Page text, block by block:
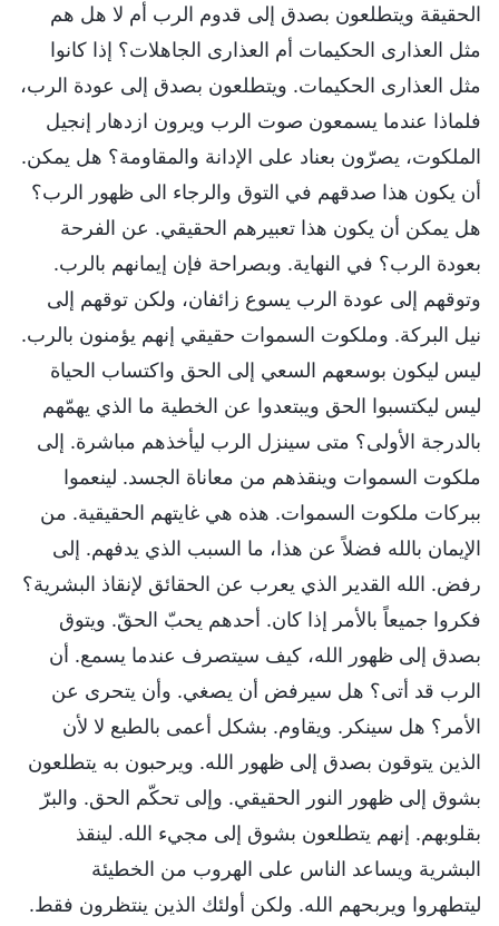
الحقيقة ويتطلعون بصدق إلى قدوم الرب أم لا هل هم
مثل العذارى الحكيمات أم العذارى الجاهلات؟ إذا كانوا
مثل العذارى الحكيمات. ويتطلعون بصدق إلى عودة الرب،
فلماذا عندما يسمعون صوت الرب ويرون ازدهار إنجيل
الملكوت، يصرّون بعناد على الإدانة والمقاومة؟ هل يمكن.
أن يكون هذا صدقهم في التوق والرجاء الى ظهور الرب؟
هل يمكن أن يكون هذا تعبيرهم الحقيقي. عن الفرحة
بعودة الرب؟ في النهاية. وبصراحة فإن إيمانهم بالرب.
وتوقهم إلى عودة الرب يسوع زائفان، ولكن توقهم إلى
نيل البركة. وملكوت السموات حقيقي إنهم يؤمنون بالرب.
ليس ليكون بوسعهم السعي إلى الحق واكتساب الحياة
ليس ليكتسبوا الحق ويبتعدوا عن الخطية ما الذي يهمّهم
بالدرجة الأولى؟ متى سينزل الرب ليأخذهم مباشرة. إلى
ملكوت السموات وينقذهم من معاناة الجسد. لينعموا
ببركات ملكوت السموات. هذه هي غايتهم الحقيقية. من
الإيمان بالله فضلاً عن هذا، ما السبب الذي يدفهم. إلى
رفض. الله القدير الذي يعرب عن الحقائق لإنقاذ البشرية؟
فكروا جميعاً بالأمر إذا كان. أحدهم يحبّ الحقّ. ويتوق
بصدق إلى ظهور الله، كيف سيتصرف عندما يسمع. أن
الرب قد أتى؟ هل سيرفض أن يصغي. وأن يتحرى عن
الأمر؟ هل سينكر. ويقاوم. بشكل أعمى بالطبع لا لأن
الذين يتوقون بصدق إلى ظهور الله. ويرحبون به يتطلعون
بشوق إلى ظهور النور الحقيقي. وإلى تحكّم الحق. والبرّ
بقلوبهم. إنهم يتطلعون بشوق إلى مجيء الله. لينقذ
البشرية ويساعد الناس على الهروب من الخطيئة
ليتطهروا ويربحهم الله. ولكن أولئك الذين ينتظرون فقط.